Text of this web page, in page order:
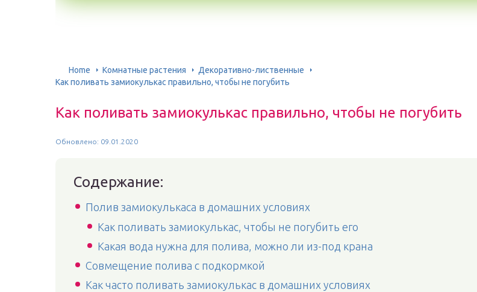
Home Комнатные растения
Декоративно-лиственные
Как поливать замиокулькас правильно, чтобы не погубить
Как поливать замиокулькас правильно, чтобы не погубить
Обновлено: 09.01.2020
Содержание:
Полив замиокулькаса в домашних условиях
Как поливать замиокулькас, чтобы не погубить его
Какая вода нужна для полива, можно ли из-под крана
Совмещение полива с подкормкой
Как часто поливать замиокулькас в домашних условиях